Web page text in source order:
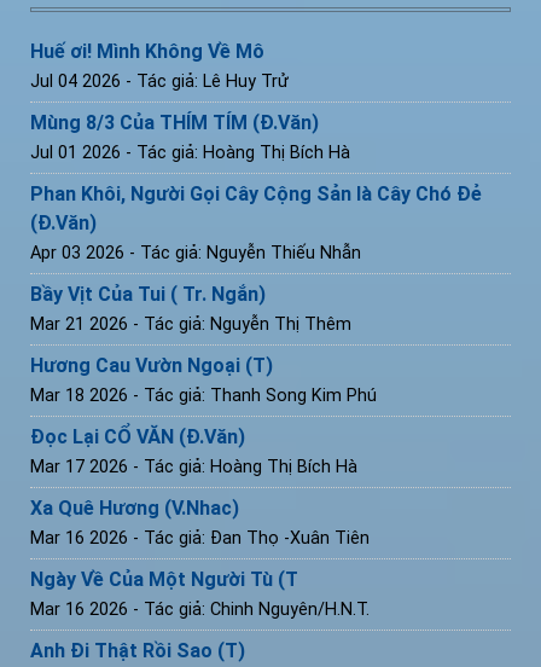
Huế ơi! Mình Không Về Mô
Jul 04 2026 - Tác giả: Lê Huy Trử
Mùng 8/3 Của THÍM TÍM (Đ.Văn)
Jul 01 2026 - Tác giả: Hoàng Thị Bích Hà
Phan Khôi, Người Gọi Cây Cộng Sản là Cây Chó Đẻ
(Đ.Văn)
Apr 03 2026 - Tác giả: Nguyễn Thiếu Nhẫn
Bầy Vịt Của Tui ( Tr. Ngắn)
Mar 21 2026 - Tác giả: Nguyễn Thị Thêm
Hương Cau Vườn Ngoại (T)
Mar 18 2026 - Tác giả: Thanh Song Kim Phú
Đọc Lại CỔ VĂN (Đ.Văn)
Mar 17 2026 - Tác giả: Hoàng Thị Bích Hà
Xa Quê Hương (V.Nhac)
Mar 16 2026 - Tác giả: Đan Thọ -Xuân Tiên
Ngày Về Của Một Người Tù (T
Mar 16 2026 - Tác giả: Chinh Nguyên/H.N.T.
Anh Đi Thật Rồi Sao (T)